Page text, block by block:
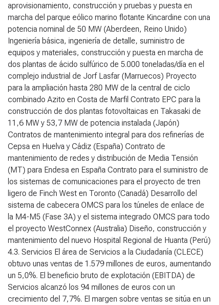
aprovisionamiento, construcción y pruebas y puesta en
marcha del parque eólico marino flotante Kincardine con una
potencia nominal de 50 MW (Aberdeen, Reino Unido)
Ingeniería básica, ingeniería de detalle, suministro de
equipos y materiales, construcción y puesta en marcha de
dos plantas de ácido sulfúrico de 5.000 toneladas/día en el
complejo industrial de Jorf Lasfar (Marruecos) Proyecto
para la ampliación hasta 280 MW de la central de ciclo
combinado Azito en Costa de Marfil Contrato EPC para la
construcción de dos plantas fotovoltaicas en Takasaki de
11,6 MW y 53,7 MW de potencia instalada (Japón)
Contratos de mantenimiento integral para dos refinerías de
Cepsa en Huelva y Cádiz (España) Contrato de
mantenimiento de redes y distribución de Media Tensión
(MT) para Endesa en España Contrato para el suministro de
los sistemas de comunicaciones para el proyecto de tren
ligero de Finch West en Toronto (Canadá) Desarrollo del
sistema de cabecera OMCS para los túneles de enlace de
la M4-M5 (Fase 3A) y el sistema integrado OMCS para todo
el proyecto WestConnex (Australia) Diseño, construcción y
mantenimiento del nuevo Hospital Regional de Huanta (Perú)
4.3. Servicios El área de Servicios a la Ciudadanía (CLECE)
obtuvo unas ventas de 1.579 millones de euros, aumentando
un 5,0%. El beneficio bruto de explotación (EBITDA) de
Servicios alcanzó los 94 millones de euros con un
crecimiento del 7,7%. El margen sobre ventas se sitúa en un